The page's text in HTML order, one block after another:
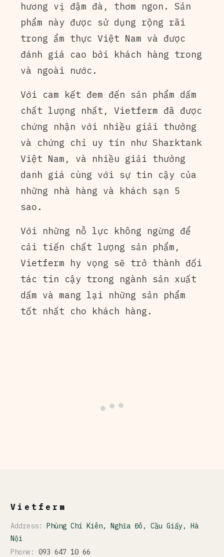
hương vị đậm đà, thơm ngon. Sản
phẩm này được sử dụng rộng rãi
trong ẩm thực Việt Nam và được
đánh giá cao bởi khách hàng trong
và ngoài nước.
Với cam kết đem đến sản phẩm dấm
chất lượng nhất, Vietferm đã được
chứng nhận với nhiều giải thưởng
và chứng chỉ uy tín như Sharktank
Việt Nam, và nhiều giải thưởng
danh giá cùng với sự tin cậy của
những nhà hàng và khách sạn 5
sao.
Với những nỗ lực không ngừng để
cải tiến chất lượng sản phẩm,
Vietferm hy vọng sẽ trở thành đối
tác tin cậy trong ngành sản xuất
dấm và mang lại những sản phẩm
tốt nhất cho khách hàng.
Vietferm
Address: Phùng Chí Kiên, Nghĩa Đô, Cầu Giấy, Hà
Nội
Phone: 093 647 10 66